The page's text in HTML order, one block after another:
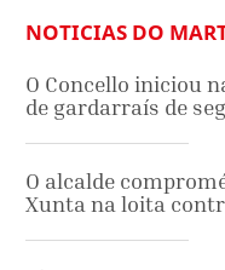
NOTICIAS DO
O Concello iniciou
de gardarraís de
O alcalde
Xunta na loita